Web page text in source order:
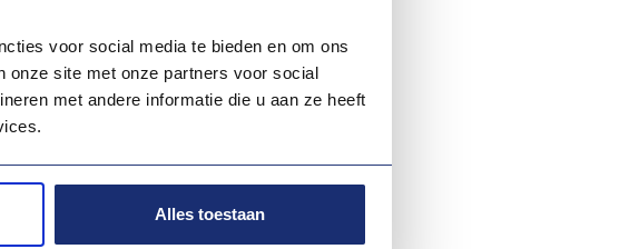
voor social media te bieden en om ons
onze site met onze partners voor social
met andere informatie die u aan ze heeft
Alles toestaan
voor jou